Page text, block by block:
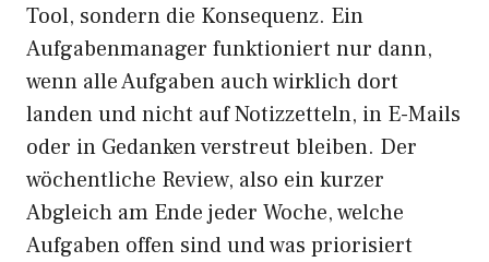
Tool, sondern die Konsequenz. Ein
Aufgabenmanager funktioniert nur dann,
wenn alle Aufgaben auch wirklich dort
landen und nicht auf Notizzetteln, in E-Mails
oder in Gedanken verstreut bleiben. Der
wöchentliche Review, also ein kurzer
Abgleich am Ende jeder Woche, welche
Aufgaben offen sind und was priorisiert